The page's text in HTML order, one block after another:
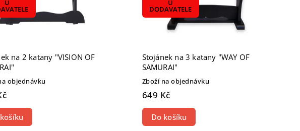
U
na 2 katany "VISION OF
objednávku
U
DODAVATELE
Stojánek na 3 katany "WAY OF
SAMURAI"
Zboží na objednávku
649 Kč
Do košíku